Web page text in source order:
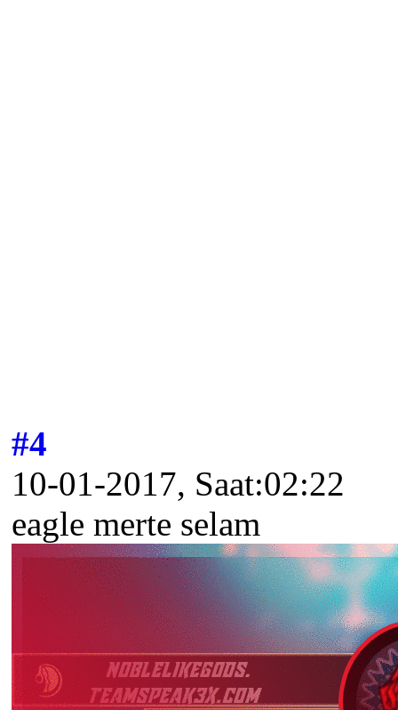
#4
10-01-2017, Saat:02:22
eagle merte selam